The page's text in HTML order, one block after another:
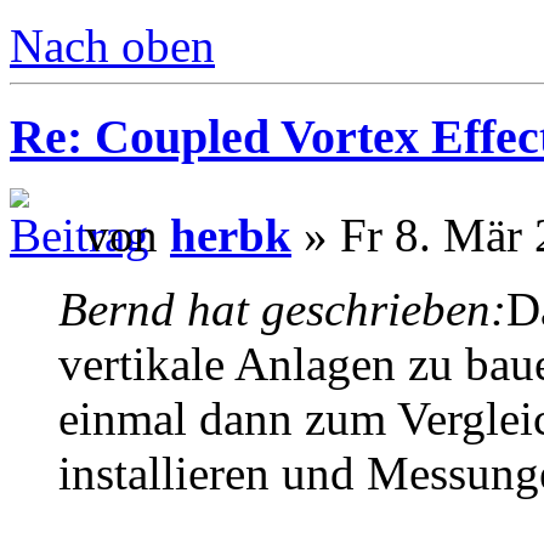
Nach oben
Re: Coupled Vortex
von herbk » Fr 8. Mär
Bernd hat geschrieben:
vertikale Anlagen zu
einmal dann zum
installieren und